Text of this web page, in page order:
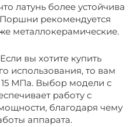
латунь более устойчива
рекомендуется
металлокерамические.
вы хотите купить
использования, то вам
15 МПа. Выбор модели с
работу с
благодаря чему
аппарата.